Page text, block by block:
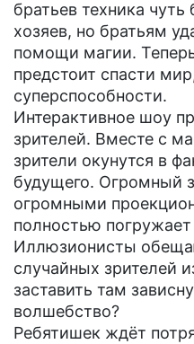
братьев техника
хозяев, но братьям
помощи магии.
предстоит спасти
суперспособности.
Интерактивное шоу
зрителей. Вместе с
зрители окунутся в
будущего. Огромный
огромными
полностью
Иллюзионисты
случайных зрителей
заставить там
волшебство?
Ребятишек ждёт